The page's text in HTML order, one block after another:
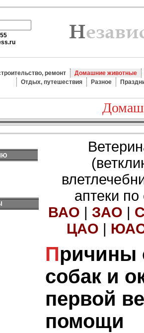
ремонт
Домашние животные
Отдых, путешествия
Разное
аптеки
ВАО | ЗАО |
ЦАО |
Причины отравления у
собак и
первой
помощи